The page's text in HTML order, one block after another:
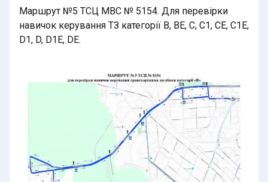
Маршрут №5 ТСЦ МВС № 5154. Для перевірки
навичок керування ТЗ категорії В, BE, C, C1, CE, C1E,
D1, D, D1E, DE.